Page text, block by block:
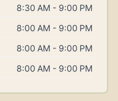
8:30 AM - 9:00 PM
8:00 AM - 9:00 PM
8:00 AM - 9:00 PM
8:00 AM - 9:00 PM